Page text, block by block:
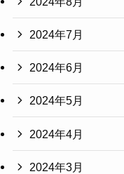
2024年7月
2024年6月
2024年5月
2024年4月
2024年3月